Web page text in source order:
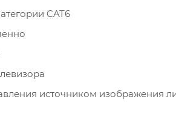
CAT6
источником изображения